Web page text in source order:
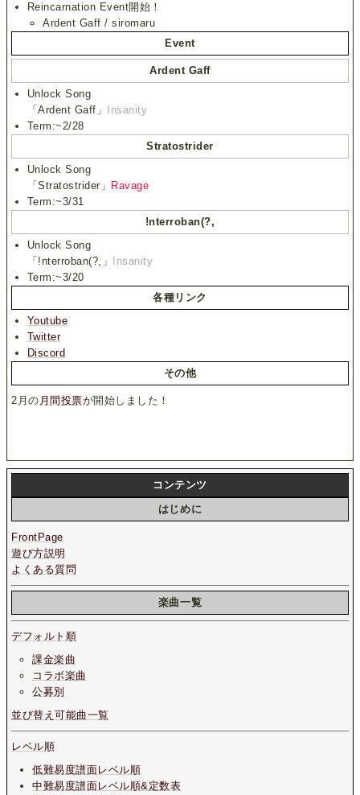
Reincarnation Event開始！
Ardent Gaff / siromaru
Event
Ardent Gaff
Unlock Song
「Ardent Gaff」
Insanity
Term:~2/28
Stratostrider
Unlock Song
「Stratostrider」 Ravage
Term:~3/31
!nterroban(?,
Unlock Song
「!nterroban(?,」
Insanity
Term:~3/20
各種リンク
Youtube
Twitter
Discord
その他
2月の 月間投票が開始しました！
コンテンツ
はじめに
FrontPage
遊び方説明
よくある質問
楽曲一覧
デフォルト順
課金楽曲
コラボ楽曲
公募別
並び替え可能曲一覧
レベル順
低難易度譜面レベル順
中難易度譜面レベル順&定数表